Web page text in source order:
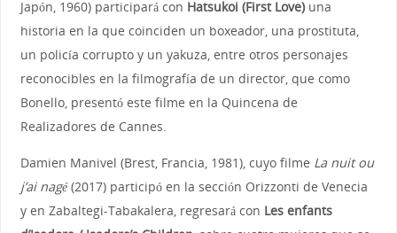
Japón, 1960) participará con Hatsukoi (First Love)una
historia en la que coinciden un boxeador, una prostituta,
un policía corrupto y un yakuza, entre otros personajes
reconocibles en la filmografía de un director, que como
Bonello, presentó este filme en la Quincena de
Realizadores de Cannes.
Damien Manivel (Brest, Francia, 1981), cuyo filme La nuit ou
j’ai nagé(2017) participó en la sección Orizzonti de Venecia
y en Zabaltegi-Tabakalera, regresará con Les enfants